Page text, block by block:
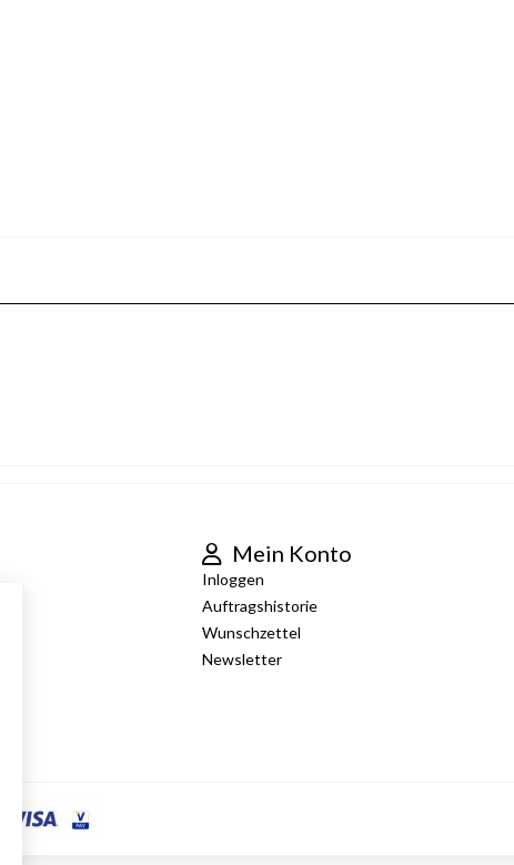
Mein Konto
Inloggen
Auftragshistorie
Wunschzettel
Newsletter